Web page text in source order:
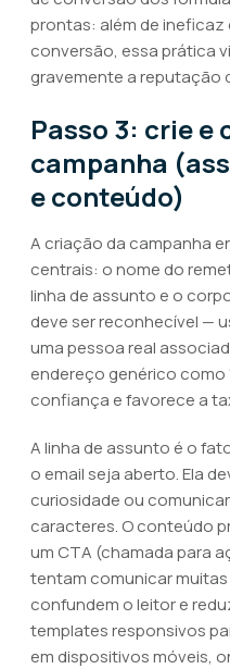
prontas: além de
conversão, essa prática
gravemente a reputação
Passo 3: crie e
campanha
e conteúdo)
A criação da campanha
centrais: o nome do
linha de assunto e o
deve ser reconhecível —
uma pessoa real
endereço genérico como
confiança e favorece a
A linha de assunto é o
o email seja aberto. Ela
curiosidade ou
caracteres. O conteúdo
um CTA (chamada para
tentam comunicar
confundem o leitor e
templates responsivos
em dispositivos móveis,